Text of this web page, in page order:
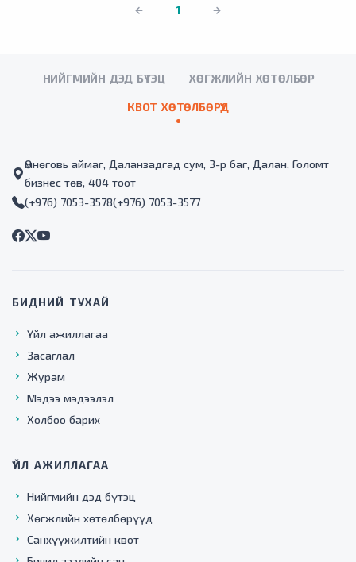
1
НИЙГМИЙН ДЭД БҮТЭЦ ХӨГЖЛИЙН ХӨТӨЛБӨР
КВОТ ХӨТӨЛБӨРҮҮД
Өмнөговь аймаг, Даланзадгад сум, 3-р баг, Далан, Голомт
бизнес төв, 404 тоот
(+976) 7053-3578(+976) 7053-3577
БИДНИЙ ТУХАЙ
Үйл ажиллагаа
Засаглал
Журам
Мэдээ мэдээлэл
Холбоо барих
ҮЙЛ АЖИЛЛАГАА
Нийгмийн дэд бүтэц
Хөгжлийн хөтөлбөрүүд
Санхүүжилтийн квот